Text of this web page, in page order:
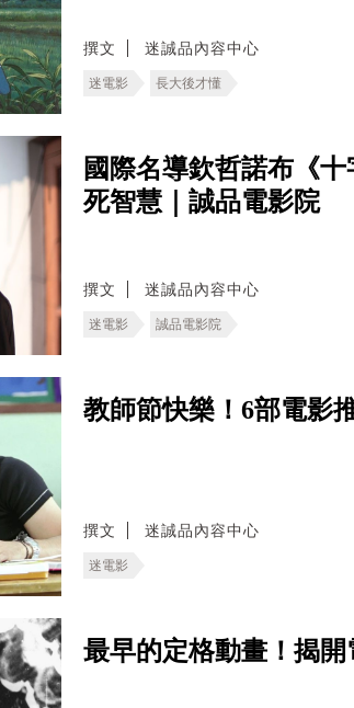
撰文 迷誠品內容中心
迷電影 長大後才懂
國際名導欽哲諾布《
死智慧｜誠品電影院
撰文 迷誠品內容中心
迷電影 誠品電影院
教師節快樂！6部電影
撰文 迷誠品內容中心
迷電影
最早的定格動畫！揭